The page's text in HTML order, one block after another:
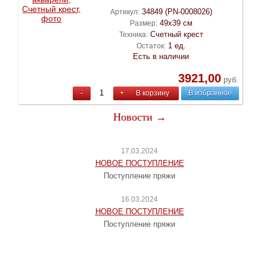
Артикул: 34849 (PN-0008026)
Размер: 49х39 см
Техника: Счетный крест
Остаток: 1 ед.
Есть в наличии
3921,00руб.
- + В корзину В избранное
Новости →
17.03.2024
НОВОЕ ПОСТУПЛЕНИЕ
Поступление пряжи
16.03.2024
НОВОЕ ПОСТУПЛЕНИЕ
Поступление пряжи